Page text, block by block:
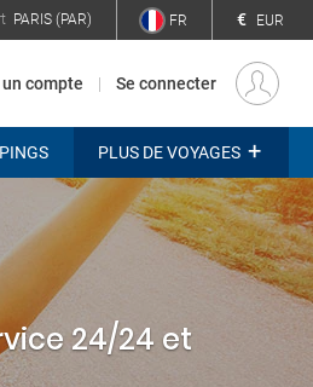
PARIS (PAR) FR € EUR
compte Se connecter
PLUS DE VOYAGES +
24/24 et